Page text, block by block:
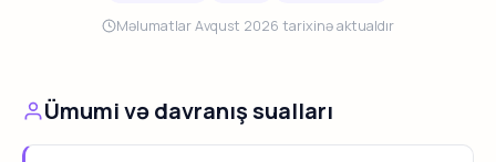
Məlumatlar Avqust 2026 tarixinə aktualdır
Ümumi və davranış sualları